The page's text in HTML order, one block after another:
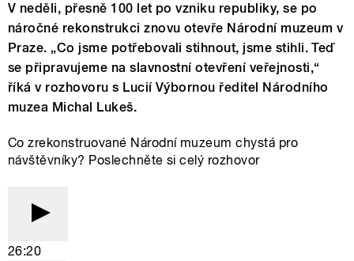
V neděli, přesně 100 let po vzniku republiky, se po
náročné rekonstrukci znovu otevře Národní muzeum v
Praze. „Co jsme potřebovali stihnout, jsme stihli. Teď
se připravujeme na slavnostní otevření veřejnosti,“
říká v rozhovoru s Lucií Výbornou ředitel Národního
muzea Michal Lukeš.
Co zrekonstruované Národní muzeum chystá pro
návštěvníky? Poslechněte si celý rozhovor
26:20